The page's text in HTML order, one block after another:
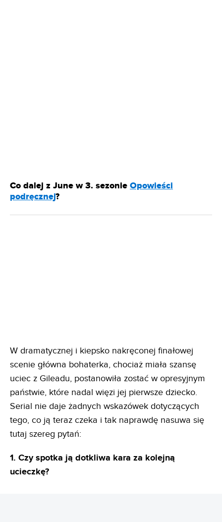
Co dalej z June w 3. sezonie Opowieści
podręcznej?
W dramatycznej i kiepsko nakręconej finałowej
scenie główna bohaterka, chociaż miała szansę
uciec z Gileadu, postanowiła zostać w opresyjnym
państwie, które nadal więzi jej pierwsze dziecko.
Serial nie daje żadnych wskazówek dotyczących
tego, co ją teraz czeka i tak naprawdę nasuwa się
tutaj szereg pytań:
1. Czy spotka ją dotkliwa kara za kolejną
ucieczkę?